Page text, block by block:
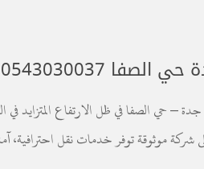
0543030037
– حي الصفا في ظل الارتفاع
موثوقة توفر خدمات نقل احترافية،